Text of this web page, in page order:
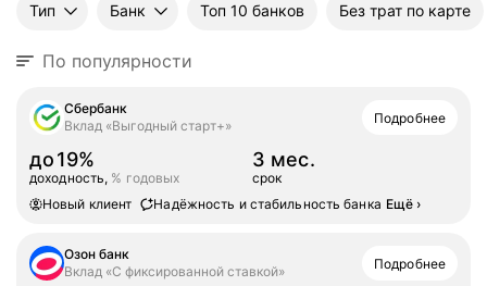
Тип Банк Топ 10 банков Без трат по карте
По популярности
Сбербанк
Вклад «Выгодный старт+»
Подробнее
до19%
доходность, % годовых
3 мес.
срок
Новый клиент
Надёжность и стабильность банка Ещё ›
Озон банк
Вклад «С фиксированной ставкой»
Подробнее